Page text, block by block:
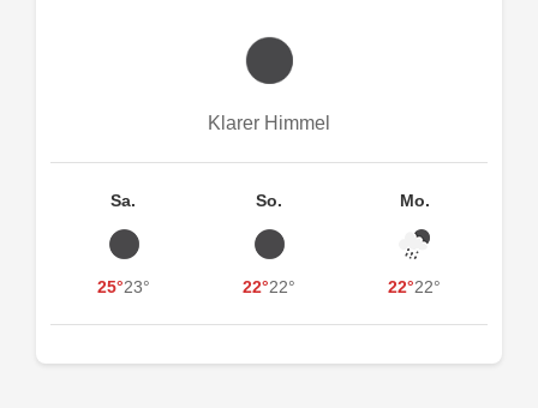
Klarer Himmel
Sa.
25°23°
So.
22°22°
Mo.
22°22°